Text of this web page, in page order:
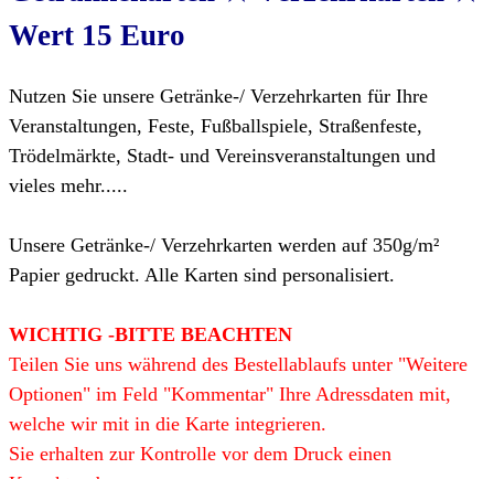
Wert 15 Euro
Nutzen Sie unsere Getränke-/ Verzehrkarten für Ihre
Veranstaltungen, Feste, Fußballspiele, Straßenfeste,
Trödelmärkte, Stadt- und Vereinsveranstaltungen und
vieles mehr.....
Unsere Getränke-/ Verzehrkarten werden auf 350g/m²
Papier gedruckt. Alle Karten sind personalisiert.
WICHTIG -BITTE BEACHTEN
Teilen Sie uns während des Bestellablaufs unter "Weitere
Optionen" im Feld "Kommentar" Ihre Adressdaten mit,
welche wir mit in die Karte integrieren.
Sie erhalten zur Kontrolle vor dem Druck einen